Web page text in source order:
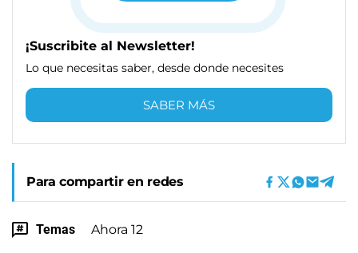
¡Suscribite al Newsletter!
Lo que necesitas saber, desde donde necesites
SABER MÁS
Para compartir en redes
Temas Ahora 12